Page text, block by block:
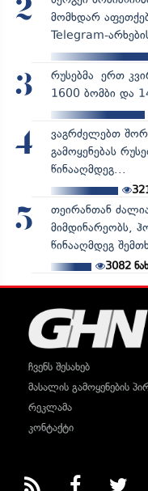
2
მომხდარ
Telegram-
3
რუსებმა ერთ
1600 ბომბი და
4
ვაგრძელებთ შორ
გამოყენებას
წინააღმდეგ...
5
თეირანთან
მიმდინარეობს,
წინააღმდეგ
3082
ჩვენს შესახებ
მასალის გამოყენების
რეკლამა
კონტაქტი